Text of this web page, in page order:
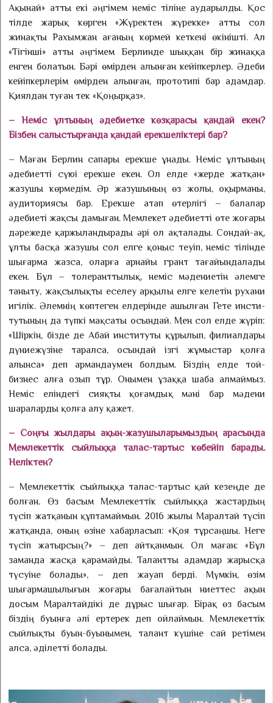
Ақынай» атты екі әңгімем неміс тіліне аударылды. Қос
тілде жарық көрген «Жүректен жүрекке» атты сол
жинақты Рахымжан ағаның көрмей кеткені өкінішті. Ал
«Тігін­ші» атты әңгімем Берлинде шыққан бір жинаққа
енген болатын. Бәрі өмірден алынған кейіпкерлер. Әдеби
кейіпкерле­рім өмірден алынған, прототипі бар адамдар.
Қиялдан туған тек «Қоңырқаз».
– Неміс ұлтының әдебиетке көзқарасы қандай екен?
Бізбен салыстырғанда қандай ерек­шелік­тері бар?
– Маған Берлин сапары ер­ек­ше ұнады. Неміс ұлтының
әдебиетті сүюі ерекше екен. Ол елде «жерде жатқан»
жазушы көрмедім. Әр жазушының өз жолы, оқырманы,
аудиториясы бар. Ерекше атап өтерлігі – балалар
әдебиеті жақсы дамыған. Мемлекет әдебиетті өте жоғары
дәрежеде қаржыландырады әрі ол ақталады. Сондай-ақ,
ұлты басқа жазушы сол елге қоныс теуіп, неміс тілінде
шығарма жазса, оларға арнайы грант та­ғайындалады
екен. Бұл – толе­ранттылық, неміс мәдение­тін әлемге
таныту, жақсылықты еселеу арқылы елге келетін рухани
игілік. Әлемнің көптеген елдерінде ашылған Гете инсти­
тутының да түпкі мақсаты осындай. Мен сол елде жүріп:
«Шір­кін, бізде де Абай институты құрылып, филиалдары
дүние­жүзіне таралса, осындай ізгі жұмыстар қолға
алынса» деп армандаумен болдым. Біздің елде той-
бизнес алға озып тұр. Онымен ұзаққа шаба алмаймыз.
Неміс еліндегі сияқты қоғамдық мәні бар мәдени
шараларды қолға алу қажет.
– Соңғы жылдары ақын-жазу­шыларымыздың арасында
Мемлекеттік сыйлыққа талас-тартыс көбейіп барады.
Неліктен?
– Мемлекеттік сыйлыққа талас-тартыс қай кезеңде де
болған. Өз басым Мемлекеттік сый­лыққа жастардың
түсіп жат­қанын құптамаймын. 2016 жылы Маралтай түсіп
жатқанда, оның өзіне хабарласып: «Қоя тұр­саңшы. Неге
түсіп жатырсың?» – деп айтқанмын. Ол маған: «Бұл
заманда жасқа қарамайды. Талантты адамдар жарысқа
түсуіне болады», – деп жауап берді. Мүмкін, өзім
шығармашылығын жоғары бағалайтын ниеттес ақын
досым Маралтайдікі де дұрыс шығар. Бірақ өз басым
біздің буынға әлі ертерек деп ойлаймын. Мемлекеттік
сый­лықты буын-буынымен, талант күшіне сай ретімен
алса, әділетті болады.